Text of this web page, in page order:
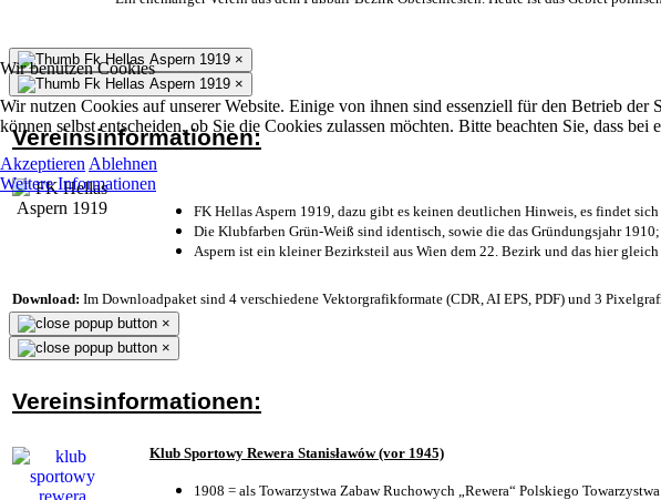
Wir benutzen Cookies
Wir nutzen Cookies auf unserer Website. Einige von ihnen sind essenziell für den Betrieb
können selbst entscheiden, ob Sie die Cookies zulassen möchten. Bitte beachten Sie, dass
Akzeptieren Ablehnen
Weitere Informationen
×
×
Vereinsinformationen:
FK Hellas Aspern 1919, dazu gibt es keinen deutlichen Hinweis, es findet
Die Klubfarben Grün-Weiß sind identisch, sowie die das Gründungsjahr 1910;
Aspern ist ein kleiner Bezirksteil aus Wien dem 22. Bezirk und das hier
Download: Im Downloadpaket sind 4 verschiedene Vektorgrafikformate (CDR, AI EPS, PDF) und 3
×
×
Vereinsinformationen:
Klub Sportowy Rewera Stanisławów (vor 1945)
1908 = als Towarzystwa Zabaw Ruchowych „Rewera“ Polskiego